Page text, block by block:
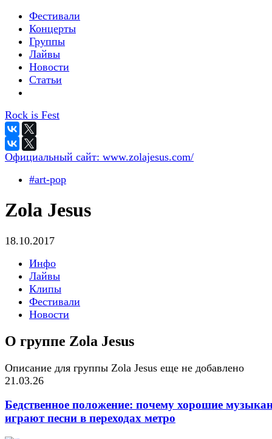
Фестивали
Концерты
Группы
Лайвы
Новости
Статьи
Rock is Fest
Официальный сайт: www.zolajesus.com/
#art-pop
Zola Jesus
18.10.2017
Инфо
Лайвы
Клипы
Фестивали
Новости
О группе Zola Jesus
Описание для группы Zola Jesus еще не добавлено
21.03.26
Бедственное положение: почему хорошие
играют песни в переходах метро